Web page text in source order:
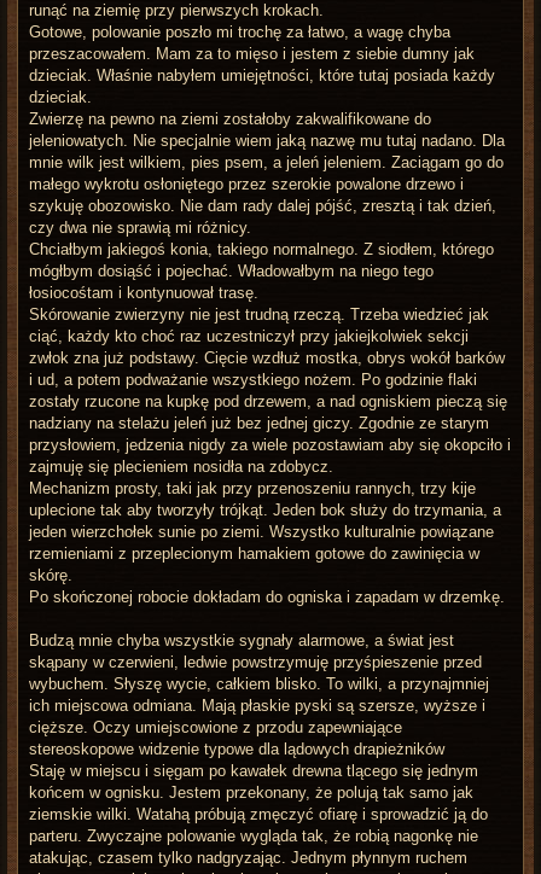
runąć na ziemię przy pierwszych krokach.
Gotowe, polowanie poszło mi trochę za łatwo, a wagę chyba
przeszacowałem. Mam za to mięso i jestem z siebie dumny jak
dzieciak. Właśnie nabyłem umiejętności, które tutaj posiada każdy
dzieciak.
Zwierzę na pewno na ziemi zostałoby zakwalifikowane do
jeleniowatych. Nie specjalnie wiem jaką nazwę mu tutaj nadano. Dla
mnie wilk jest wilkiem, pies psem, a jeleń jeleniem. Zaciągam go do
małego wykrotu osłoniętego przez szerokie powalone drzewo i
szykuję obozowisko. Nie dam rady dalej pójść, zresztą i tak dzień,
czy dwa nie sprawią mi różnicy.
Chciałbym jakiegoś konia, takiego normalnego. Z siodłem, którego
mógłbym dosiąść i pojechać. Władowałbym na niego tego
łosiocośtam i kontynuował trasę.
Skórowanie zwierzyny nie jest trudną rzeczą. Trzeba wiedzieć jak
ciąć, każdy kto choć raz uczestniczył przy jakiejkolwiek sekcji
zwłok zna już podstawy. Cięcie wzdłuż mostka, obrys wokół barków
i ud, a potem podważanie wszystkiego nożem. Po godzinie flaki
zostały rzucone na kupkę pod drzewem, a nad ogniskiem pieczą się
nadziany na stelażu jeleń już bez jednej giczy. Zgodnie ze starym
przysłowiem, jedzenia nigdy za wiele pozostawiam aby się okopciło i
zajmuję się plecieniem nosidła na zdobycz.
Mechanizm prosty, taki jak przy przenoszeniu rannych, trzy kije
uplecione tak aby tworzyły trójkąt. Jeden bok służy do trzymania, a
jeden wierzchołek sunie po ziemi. Wszystko kulturalnie powiązane
rzemieniami z przeplecionym hamakiem gotowe do zawinięcia w
skórę.
Po skończonej robocie dokładam do ogniska i zapadam w drzemkę.
Budzą mnie chyba wszystkie sygnały alarmowe, a świat jest
skąpany w czerwieni, ledwie powstrzymuję przyśpieszenie przed
wybuchem. Słyszę wycie, całkiem blisko. To wilki, a przynajmniej
ich miejscowa odmiana. Mają płaskie pyski są szersze, wyższe i
cięższe. Oczy umiejscowione z przodu zapewniające
stereoskopowe widzenie typowe dla lądowych drapieżników
Staję w miejscu i sięgam po kawałek drewna tlącego się jednym
końcem w ognisku. Jestem przekonany, że polują tak samo jak
ziemskie wilki. Watahą próbują zmęczyć ofiarę i sprowadzić ją do
parteru. Zwyczajne polowanie wygląda tak, że robią nagonkę nie
atakując, czasem tylko nadgryzając. Jednym płynnym ruchem